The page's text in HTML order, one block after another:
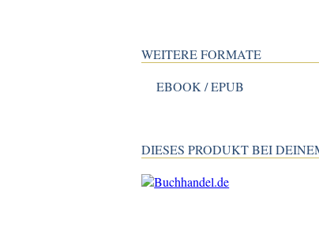
WEITERE FORMATE
EBOOK / EPUB
DIESES PRODUKT BEI